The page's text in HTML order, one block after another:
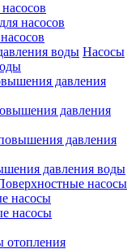
насосов
Насосы
давления
давления
давления
давления воды
насосы
насосы
насосы